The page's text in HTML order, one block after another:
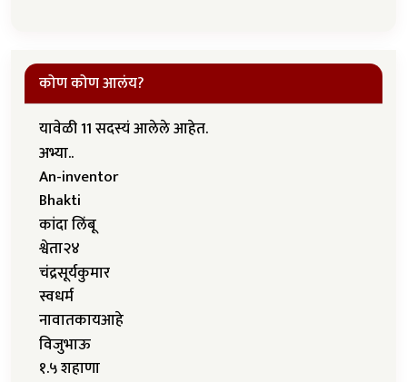
कोण कोण आलंय?
यावेळी 11 सदस्यं आलेले आहेत.
अभ्या..
An-inventor
Bhakti
कांदा लिंबू
श्वेता२४
चंद्रसूर्यकुमार
स्वधर्म
नावातकायआहे
विजुभाऊ
१.५ शहाणा